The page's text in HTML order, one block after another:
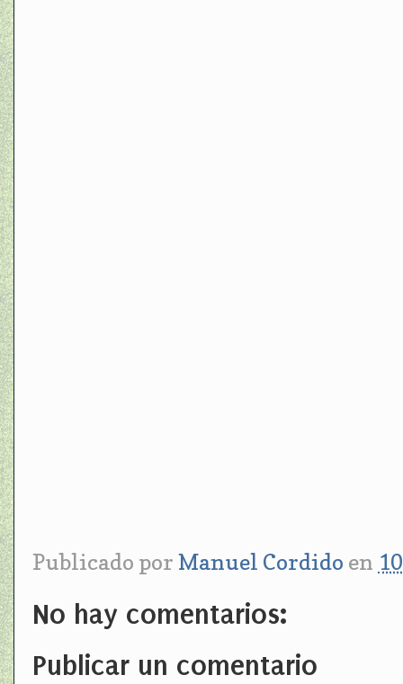
Publicado por Manuel Cordido en
No hay comentarios:
Publicar un comentario